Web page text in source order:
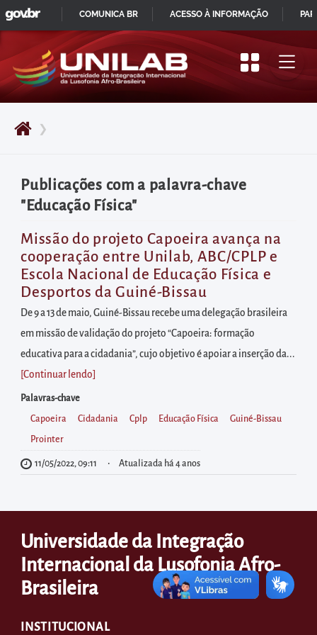
Pular
para
início
do
principal
Acessar
diretamente
o
menu
principal
Acessar
diretamente
à
área
para
realizar
buscas
internas
Acessar
postas
no
rodapé
❯
Publicações com a palavra-chave
"Educação Física"
Missão do projeto Capoeira avança na
cooperação entre Unilab, ABC/CPLP e
Escola Nacional de Educação Física e
Desportos da Guiné-Bissau
De 9 a 13 de maio, Guiné-Bissau recebe uma delegação brasileira
em missão de validação do projeto “Capoeira: formação
educativa para a cidadania”, cujo objetivo é apoiar a inserção da...
[Continuar lendo
Palavras-chave
Capoeira Cidadania Cplp Educação Física Guiné-Bissau
Prointer
11/05/2022, 09:11 Atualizada há 4 anos
Universidade da Integração
Internacional da Lusofonia Afro-
Brasileira
INSTITUCIONAL
IR
PARA
CONTEÚDO
GOVBR
COMUNICA BR ACESSO À INFORMAÇÃO